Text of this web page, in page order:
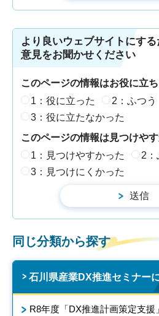
より良いウェブサイトにす
意見をお聞かせください
このページの情報はお役に立
1：役に立った
2：ふつう
3：役に立たなかった
このページの情報は見つけや
1：見つけやすかった
2：
3：見つけにくかった
同じ分類から探す
石川県産業DX推進セミナー
R8年度「DX推進計画策定支援